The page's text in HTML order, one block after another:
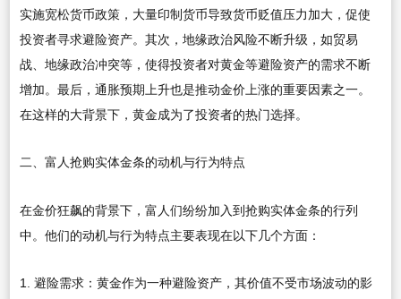
实施宽松货币政策，大量印制货币导致货币贬值压力加大，促使
投资者寻求避险资产。其次，地缘政治风险不断升级，如贸易
战、地缘政治冲突等，使得投资者对黄金等避险资产的需求不断
增加。最后，通胀预期上升也是推动金价上涨的重要因素之一。
在这样的大背景下，黄金成为了投资者的热门选择。
二、富人抢购实体金条的动机与行为特点
在金价狂飙的背景下，富人们纷纷加入到抢购实体金条的行列
中。他们的动机与行为特点主要表现在以下几个方面：
1. 避险需求：黄金作为一种避险资产，其价值不受市场波动的影